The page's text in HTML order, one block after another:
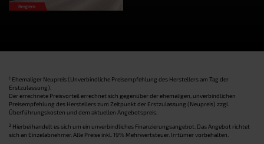
1 Ehemaliger Neupreis (Unverbindliche Preisempfehlung des Herstellers am Tag der
Erstzulassung).
Der errechnete Preisvorteil errechnet sich gegenüber der ehemaligen, unverbindlichen
Preisempfehlung des Herstellers zum Zeitpunkt der Erstzulassung (Neupreis) zzgl.
Überführungskosten und dem aktuellen Angebotspreis.
2 Hierbei handelt es sich um ein unverbindliches Finanzierungsangebot. Das Angebot richtet
sich an Einzelabnehmer. Alle Preise inkl. 19% Mehrwertsteuer. Irrtümer vorbehalten.